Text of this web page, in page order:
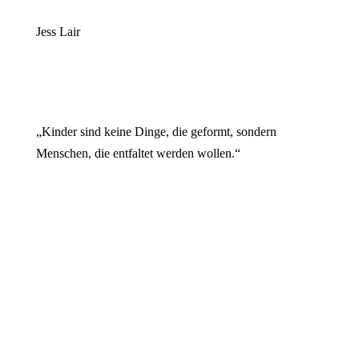
Jess Lair
„Kinder sind keine Dinge, die geformt, sondern
Menschen, die entfaltet werden wollen.“